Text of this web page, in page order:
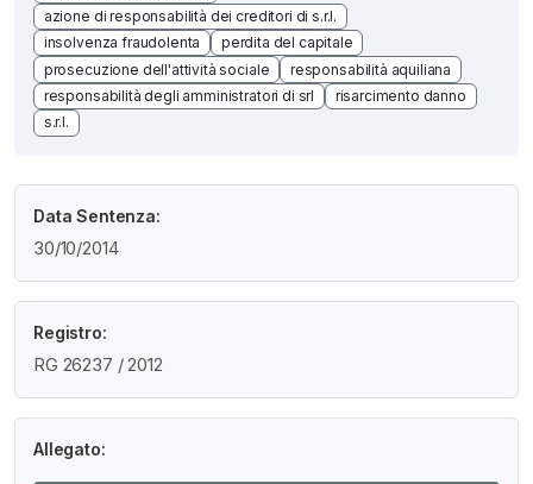
azione di responsabilità dei creditori di s.r.l.
insolvenza fraudolenta
perdita del capitale
prosecuzione dell'attività sociale
responsabilità aquiliana
responsabilità degli amministratori di srl
risarcimento danno
s.r.l.
Data Sentenza:
30/10/2014
Registro:
RG 26237 / 2012
Allegato: